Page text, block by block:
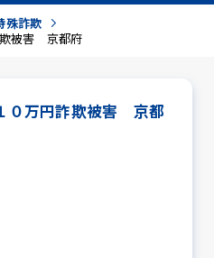
ニュース
殊詐欺
欺被害 京都府
０万円詐欺被害 京都